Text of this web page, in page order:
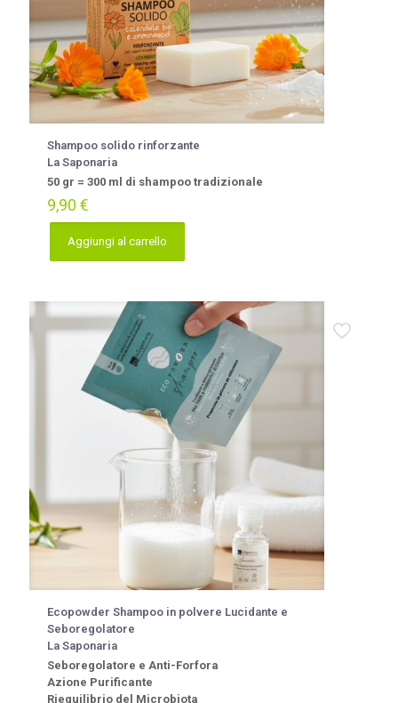
Shampoo solido rinforzante
La Saponaria
50 gr = 300 ml di shampoo tradizionale
9,90 €
Aggiungi al carrello
Ecopowder Shampoo in polvere Lucidante e
Seboregolatore
La Saponaria
Seboregolatore e Anti-Forfora
Azione Purificante
Riequilibrio del Microbiota